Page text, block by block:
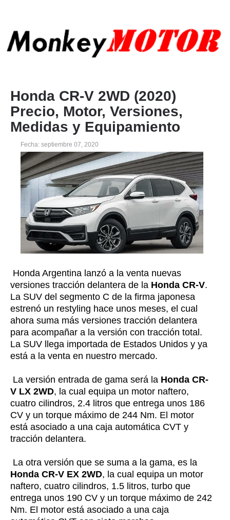
Honda CR-V 2WD (2020)
Precio, Motor, Versiones,
Medidas y Equipamiento
Fecha: septiembre 07, 2020
Honda Argentina lanzó a la venta nuevas
versiones tracción delantera de la Honda CR-V.
La SUV del segmento C de la firma japonesa
estrenó un restyling hace unos meses, el cual
ahora suma más versiones tracción delantera
para acompañar a la versión con tracción total.
La SUV llega importada de Estados Unidos y ya
está a la venta en nuestro mercado.
La versión entrada de gama será la Honda CR-
V LX 2WD, la cual equipa un motor naftero,
cuatro cilindros, 2.4 litros que entrega unos 186
CV y un torque máximo de 244 Nm. El motor
está asociado a una caja automática CVT y
tracción delantera.
La otra versión que se suma a la gama, es la
Honda CR-V EX 2WD, la cual equipa un motor
naftero, cuatro cilindros, 1.5 litros, turbo que
entrega unos 190 CV y un torque máximo de 242
Nm. El motor está asociado a una caja